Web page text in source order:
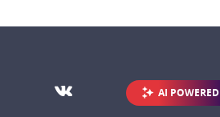
AI POWERED